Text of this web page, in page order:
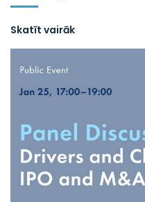
Skatīt vairāk